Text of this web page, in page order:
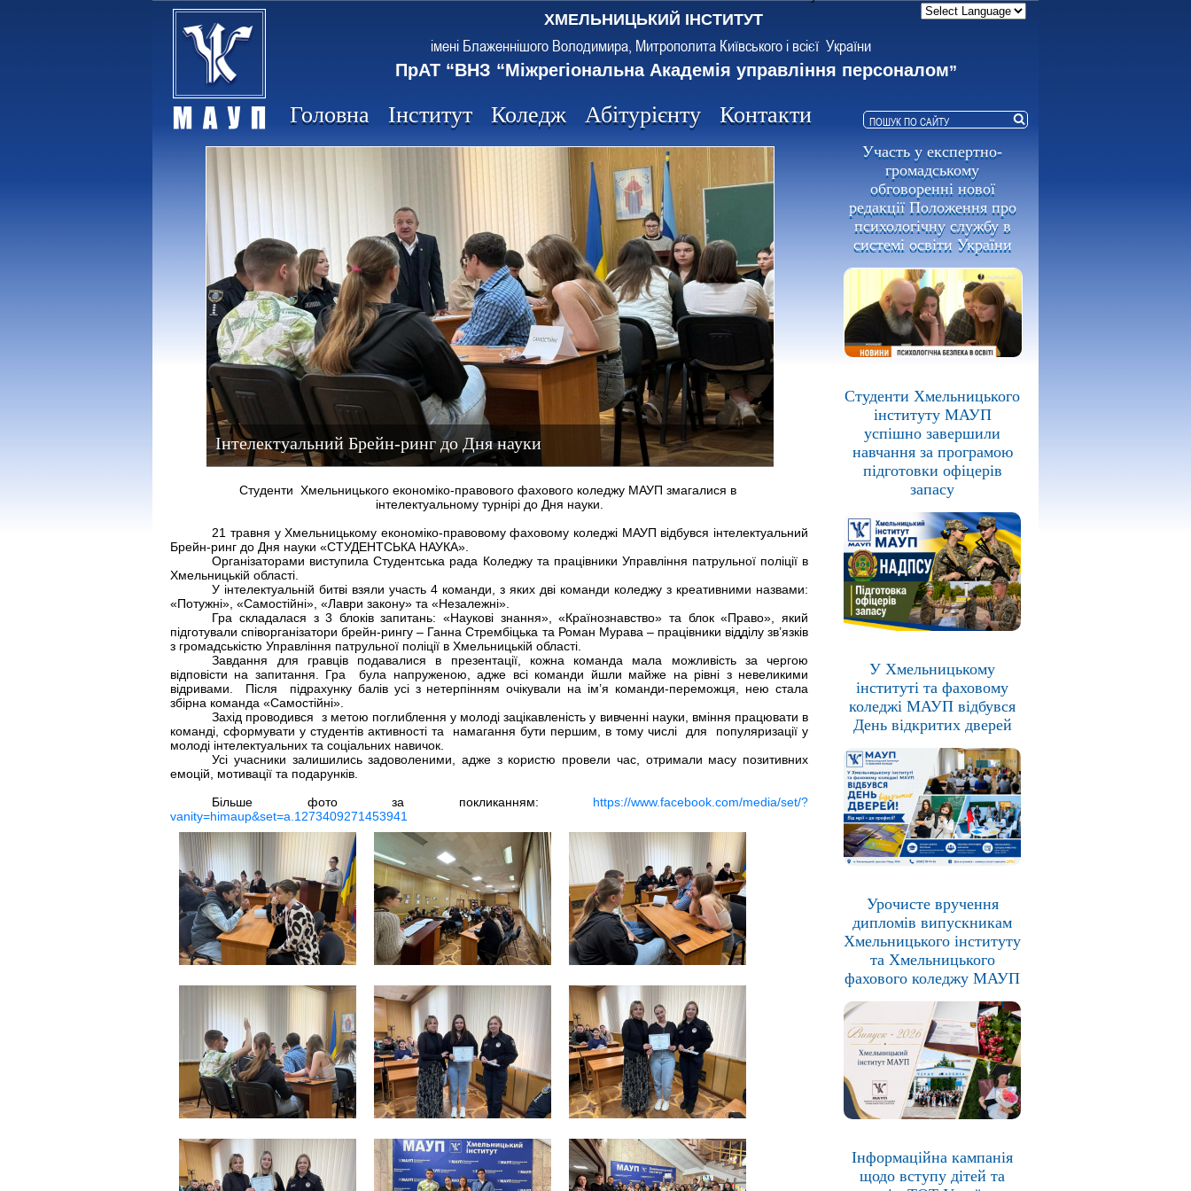
імені Блаженнішого Володимира, Митрополита Київського і всієї України
ХМЕЛЬНИЦЬКИЙ ІНСТИТУТ
ПрАТ “ВНЗ “Міжрегіональна Академія управління персоналом”
Головна Інститут Коледж Абітурієнту Контакти
Інтелектуальний Брейн-ринг до Дня науки
Студенти Хмельницького економіко-правового фахового коледжу МАУП змагалися в
інтелектуальному турнірі до Дня науки.
21 травня у Хмельницькому економіко-правовому фаховому коледжі МАУП відбувся інтелектуальний
Брейн-ринг до Дня науки «СТУДЕНТСЬКА НАУКА».
Організаторами виступила Студентська рада Коледжу та працівники Управління патрульної поліції в
Хмельницькій області.
У інтелектуальній битві взяли участь 4 команди, з яких дві команди коледжу з креативними назвами:
«Потужні», «Самостійні», «Лаври закону» та «Незалежні».
Гра складалася з 3 блоків запитань: «Наукові знання», «Країнознавство» та блок «Право», який
підготували співорганізатори брейн-рингу – Ганна Стрембіцька та Роман Мурава – працівники відділу зв’язків
з громадськістю Управління патрульної поліції в Хмельницькій області.
Завдання для гравців подавалися в презентації, кожна команда мала можливість за чергою
відповісти на запитання. Гра була напруженою, адже всі команди йшли майже на рівні з невеликими
відривами. Після підрахунку балів усі з нетерпінням очікували на ім’я команди-переможця, нею стала
збірна команда «Самостійні».
Захід проводився з метою поглиблення у молоді зацікавленість у вивченні науки, вміння працювати в
команді, сформувати у студентів активності та намагання бути першим, в тому числі для популяризації у
молоді інтелектуальних та соціальних навичок.
Усі учасники залишились задоволеними, адже з користю провели час, отримали масу позитивних
емоцій, мотивації та подарунків.
Більше фото за покликанням: https://www.facebook.com/media/set/?
vanity=himaup&set=a.1273409271453941
Участь у експертно-
громадському
обговоренні нової
редакції Положення про
психологічну службу в
системі освіти України
Студенти Хмельницького
інституту МАУП
успішно завершили
навчання за програмою
підготовки офіцерів
запасу
У Хмельницькому
інституті та фаховому
коледжі МАУП відбувся
День відкритих дверей
Урочисте вручення
дипломів випускникам
Хмельницького інституту
та Хмельницького
фахового коледжу МАУП
Інформаційна кампанія
щодо вступу дітей та